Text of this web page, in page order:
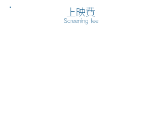
上映費
Screening fee